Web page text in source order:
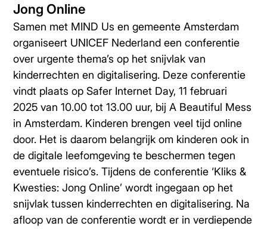
Jong Online
Samen met MIND Us en gemeente Amsterdam
organiseert UNICEF Nederland een conferentie
over urgente thema’s op het snijvlak van
kinderrechten en digitalisering. Deze conferentie
vindt plaats op Safer Internet Day, 11 februari
2025 van 10.00 tot 13.00 uur, bij A Beautiful Mess
in Amsterdam. Kinderen brengen veel tijd online
door. Het is daarom belangrijk om kinderen ook in
de digitale leefomgeving te beschermen tegen
eventuele risico’s. Tijdens de conferentie ‘Kliks &
Kwesties: Jong Online’ wordt ingegaan op het
snijvlak tussen kinderrechten en digitalisering. Na
afloop van de conferentie wordt er in verdiepende